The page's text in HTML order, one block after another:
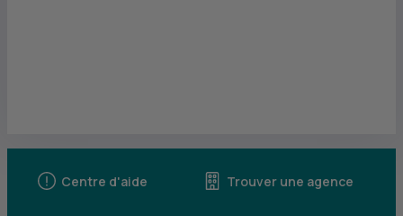
Centre d'aide Trouver une agence